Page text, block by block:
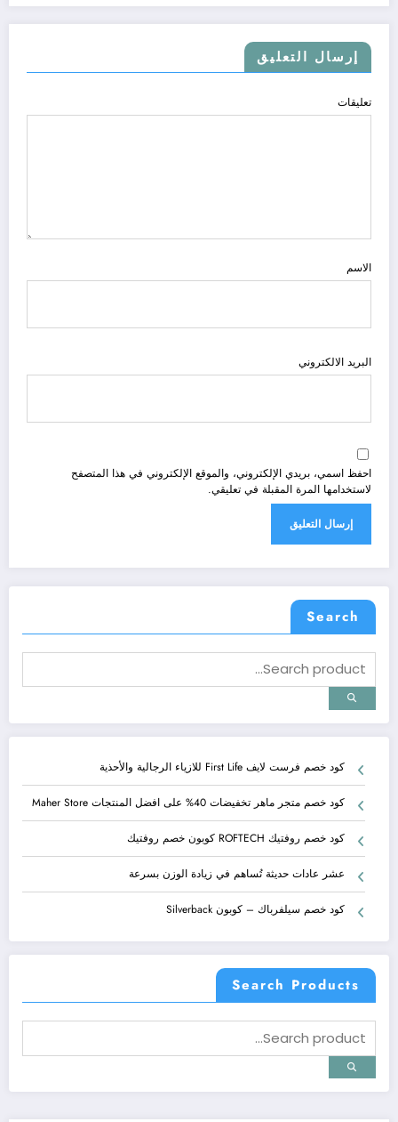
إرسال التعليق
تعليقات
الاسم
البريد الالكتروني
احفظ اسمي، بريدي الإلكتروني، والموقع الإلكتروني في هذا المتصفح
لاستخدامها المرة المقبلة في تعليقي.
Search
كود خصم فرست لايف First Life للازياء الرجالية والأحذية
كود خصم متجر ماهر تخفيضات 40% على افضل المنتجات Maher Store
كود خصم روفتيك ROFTECH كوبون خصم روفتيك
عشر عادات حديثة تُساهم في زيادة الوزن بسرعة
كود خصم سيلفرباك – كوبون Silverback
Search Products